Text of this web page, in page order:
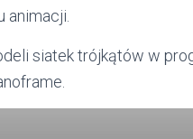
animacji.
siatek trójkątów w